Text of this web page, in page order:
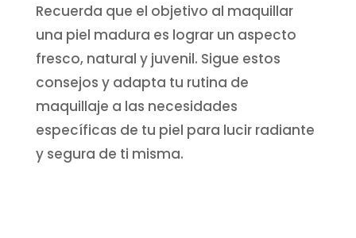
Recuerda que el objetivo al maquillar
una piel madura es lograr un aspecto
fresco, natural y juvenil. Sigue estos
consejos y adapta tu rutina de
maquillaje a las necesidades
específicas de tu piel para lucir radiante
y segura de ti misma.